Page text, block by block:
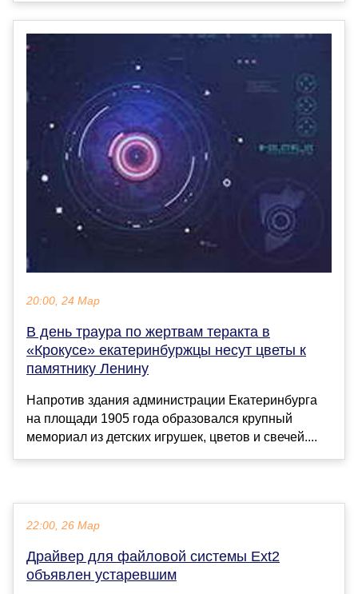
20:00, 24 Мар
В день траура по жертвам теракта в
«Крокусе» екатеринбуржцы несут цветы к
памятнику Ленину
Напротив здания администрации Екатеринбурга
на площади 1905 года образовался крупный
мемориал из детских игрушек, цветов и свечей....
22:00, 26 Мар
Драйвер для файловой системы Ext2
объявлен устаревшим